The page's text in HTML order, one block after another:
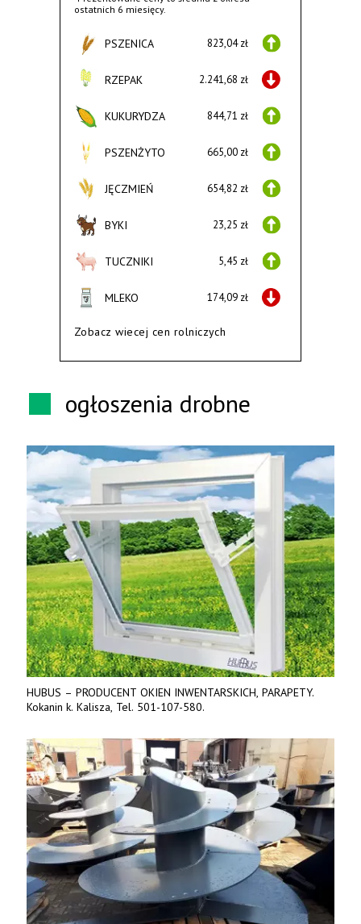
ostatnich 6 miesięcy.
PSZENICA 823,04 zł
RZEPAK 2.241,68 zł
KUKURYDZA 844,71 zł
PSZENŻYTO 665,00 zł
JĘCZMIEŃ 654,82 zł
BYKI 23,25 zł
TUCZNIKI 5,45 zł
MLEKO 174,09 zł
Zobacz wiecej cen rolniczych
ogłoszenia drobne
HUBUS – PRODUCENT OKIEN INWENTARSKICH, PARAPETY.
Kokanin k. Kalisza, Tel. 501-107-580.